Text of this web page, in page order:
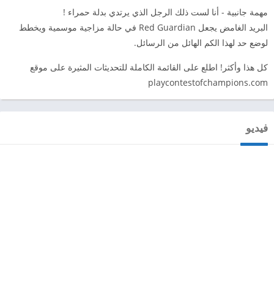
مهمة جانبية - أنا لست ذلك الرجل الذي يرتدي بدلة حمراء !
البريد الغامض يجعل Red Guardian في حالة مزاجية موسمية ويخطط
لوضع حد لهذا الكم الهائل من الرسائل.
كل هذا وأكثر! اطلع على القائمة الكاملة للتحديثات المثيرة على موقع
playcontestofchampions.com
فيديو